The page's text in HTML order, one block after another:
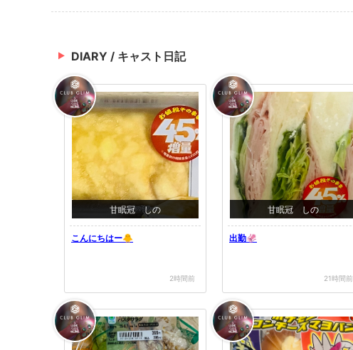
DIARY / キャスト日記
甘眠冠 しの
こんにちはー🐥
2時間前
甘眠冠 しの
出勤🦑
21時間前